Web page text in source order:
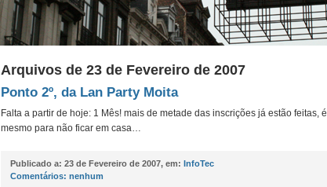
Arquivos de 23 de Fevereiro de 2007
Ponto 2º, da Lan Party Moita
Falta a partir de hoje: 1 Mês! mais de metade das inscrições já estão feitas, é
mesmo para não ficar em casa…
Publicado a: 23 de Fevereiro de 2007, em: InfoTec
Comentários: nenhum